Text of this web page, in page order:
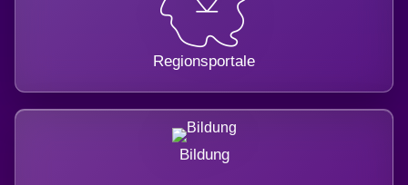
Regionsportale
Bildung